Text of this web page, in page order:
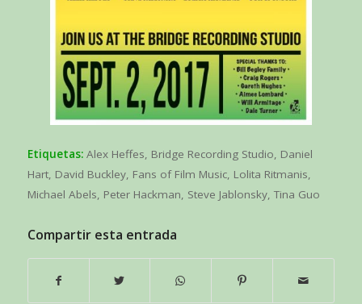
Etiquetas: Alex Heffes, Bridge Recording Studio, Daniel
Hart, David Buckley, Fans of Film Music, Lolita Ritmanis,
Michael Abels, Peter Hackman, Steve Jablonsky, Tina Guo
Compartir esta entrada